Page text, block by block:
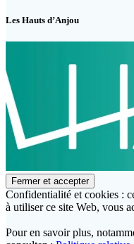
Les Hauts d’Anjou
Confidentialité et cookies :
à utiliser ce site Web, vous
Pour en savoir plus,